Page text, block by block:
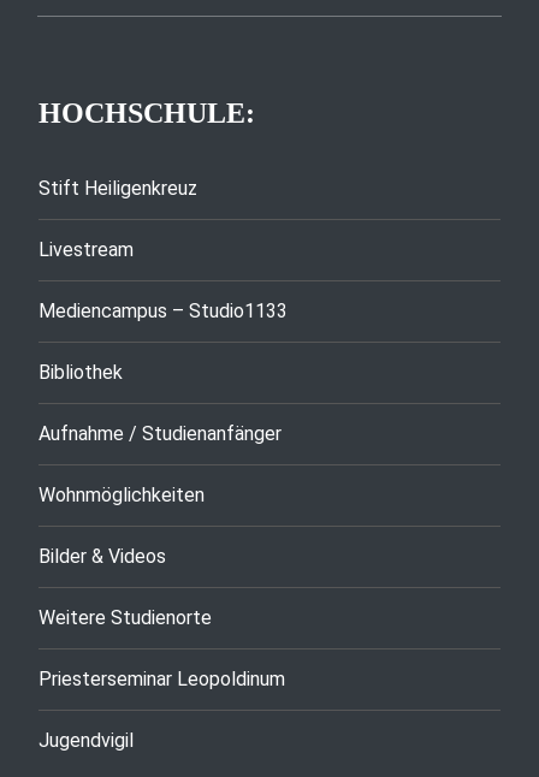
HOCHSCHULE:
Stift Heiligenkreuz
Livestream
Mediencampus – Studio1133
Bibliothek
Aufnahme / Studienanfänger
Wohnmöglichkeiten
Bilder & Videos
Weitere Studienorte
Priesterseminar Leopoldinum
Jugendvigil